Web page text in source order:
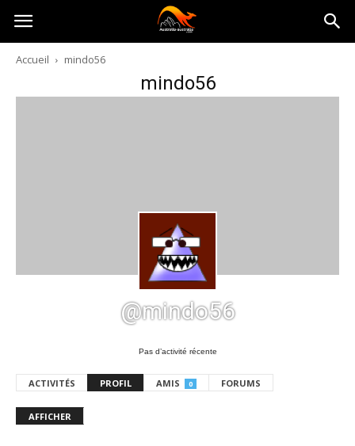
Australia-
australie.com
Accueil mindo56
mindo56
@mindo56
Pas d’activité récente
ACTIVITÉS PROFIL AMIS 0 FORUMS
AFFICHER